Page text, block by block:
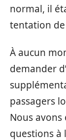
normal, il
tentation
À aucun
demander
passagers
Nous avons
questions à